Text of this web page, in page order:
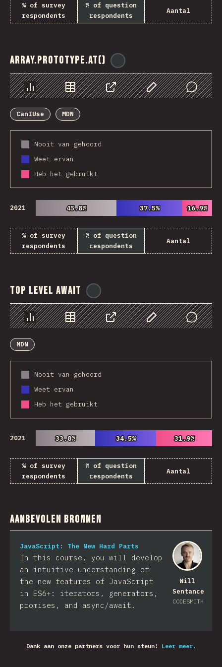
% of survey
respondents
% of question
respondents
Aantal
Array.prototype.at()
Chart Data Share Customize Data
Comments
CanIUse
MDN
Nooit van gehoord
Weet ervan
Heb het gebruikt
2021 45.8%
45.8% 37.5%
37.5% 16.9%
16.9%
% of survey
respondents
% of question
respondents
Aantal
Top Level Await
Chart Data Share Customize Data
Comments
MDN
Nooit van gehoord
Weet ervan
Heb het gebruikt
2021 33.8%
33.8% 34.5%
34.5% 31.9%
31.9%
% of survey
respondents
% of question
respondents
Aantal
Aanbevolen bronnen
Will
Sentance
CODESMITH
JavaScript: The New Hard Parts
In this course, you will develop
an intuitive understanding of
the new features of JavaScript
in ES6+: iterators, generators,
promises, and async/await.
Dank aan onze partners voor hun steun! Leer meer.